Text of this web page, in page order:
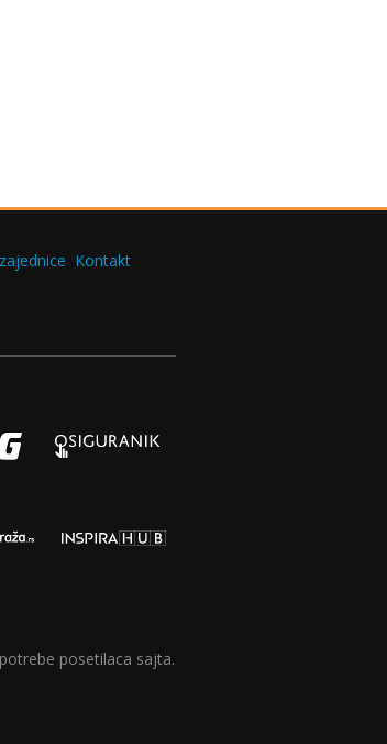
Kontakt
posetilaca sajta.